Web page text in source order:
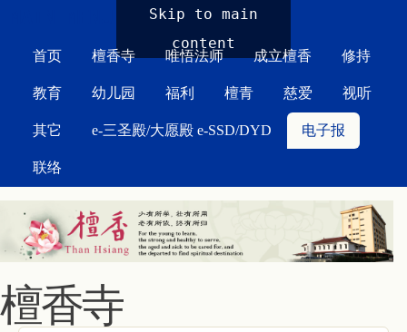
Skip to main
content
首页 檀香寺 唯悟法师 成立檀香 修持
教育 幼儿园 福利 檀青 慈爱 视听
其它 e-三圣殿/大愿殿 e-SSD/DYD 电子报
联络
檀香寺